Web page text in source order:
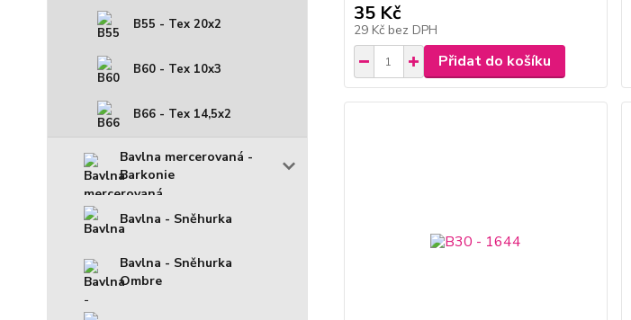
B55 - Tex 20x2
B60 - Tex 10x3
B66 - Tex 14,5x2
Bavlna mercerovaná -
Barkonie
Bavlna - Sněhurka
Bavlna - Sněhurka
Ombre
35 Kč
29 Kč bez DPH
Přidat do košíku